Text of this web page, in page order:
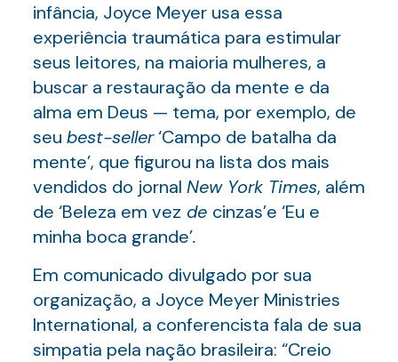
infância, Joyce Meyer usa essa
experiência traumática para estimular
seus leitores, na maioria mulheres, a
buscar a restauração da mente e da
alma em Deus — tema, por exemplo, de
seu best-seller‘Campo de batalha da
mente’, que figurou na lista dos mais
vendidos do jornal New York Times, além
de ‘Beleza em vez de cinzas’e ‘Eu e
minha boca grande’.
Em comunicado divulgado por sua
organização, a Joyce Meyer Ministries
International, a conferencista fala de sua
simpatia pela nação brasileira: “Creio